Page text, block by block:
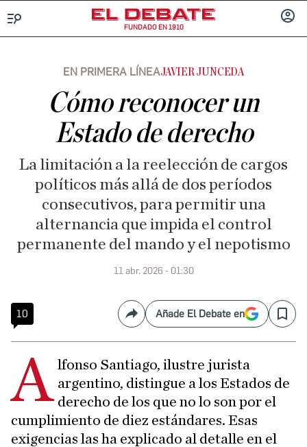
FUNDADO EN 1910
EN PRIMERA LÍNEAJAVIER JUNCEDA
Cómo reconocer un
Estado de derecho
La limitación a la reelección de cargos
políticos más allá de dos períodos
consecutivos, para permitir una
alternancia que impida el control
permanente del mando y el nepotismo
11 abr. 2026 - 01:30
10 CompartirAñade El Debate en Save
A lfonso Santiago, ilustre jurista
argentino, distingue a los Estados de
derecho de los que no lo son por el
cumplimiento de diez estándares. Esas
exigencias las ha explicado al detalle en el